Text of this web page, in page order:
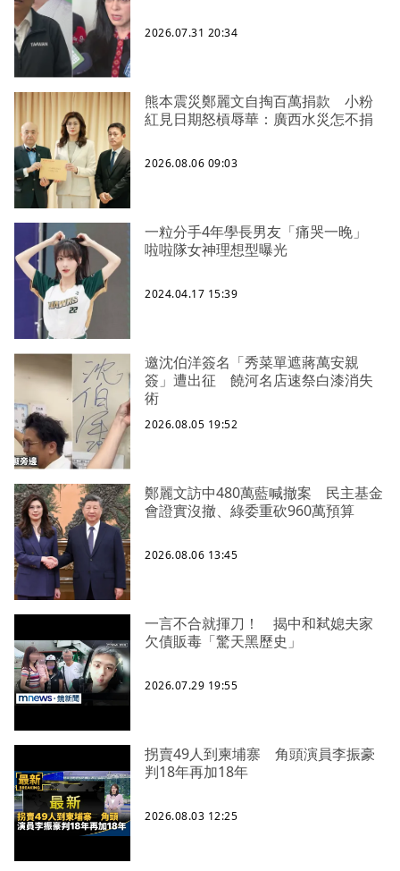
2026.07.31 20:34
熊本震災鄭麗文自掏百萬捐款 小粉
紅見日期怒槓辱華：廣西水災怎不捐
2026.08.06 09:03
一粒分手4年學長男友「痛哭一晚」
啦啦隊女神理想型曝光
2024.04.17 15:39
邀沈伯洋簽名「秀菜單遮蔣萬安親
簽」遭出征 饒河名店速祭白漆消失
術
2026.08.05 19:52
鄭麗文訪中480萬藍喊撤案 民主基金
會證實沒撤、綠委重砍960萬預算
2026.08.06 13:45
一言不合就揮刀！ 揭中和弒媳夫家
欠債販毒「驚天黑歷史」
2026.07.29 19:55
拐賣49人到柬埔寨 角頭演員李振豪
判18年再加18年
2026.08.03 12:25